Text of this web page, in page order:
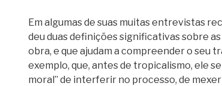
Em algumas de suas muitas entrevistas
deu duas definições significativas sobre
obra, e que ajudam a compreender o seu
exemplo, que, antes de tropicalismo, ele
moral” de interferir no processo, de